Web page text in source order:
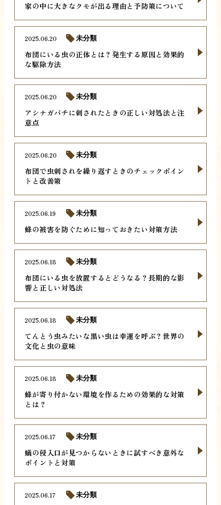
家の中に大きなクモが出る理由と予防策について
布団にいる虫の正体とは？発生する原因と効果的
な駆除方法
2025.06.20 未分類
アシナガバチに刺されたときの正しい対処法と注
意点
2025.06.20 未分類
布団で虫刺されを繰り返すときのチェックポイン
トと改善策
2025.06.20 未分類
蜂の被害を防ぐために知っておきたい対策方法
2025.06.19 未分類
布団にいる虫を放置するとどうなる？長期的な影
響と正しい対処法
2025.06.18 未分類
てんとう虫みたいな黒い虫は幸運を呼ぶ？世界の
文化と虫の意味
2025.06.18 未分類
蜂が寄り付かない環境を作るための効果的な対策
とは？
2025.06.18 未分類
蟻の侵入口が見つからないときに試すべき意外な
ポイントと対策
2025.06.17 未分類
2025.06.17 未分類